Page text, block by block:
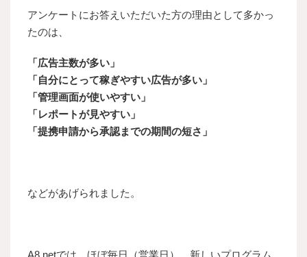
アンケートにお答えいただいた方の理由として多かっ
たのは、
「広告主数が多い」
「自分にとって稼ぎやすい広告が多い」
「管理画面が使いやすい」
「レポートが見やすい」
「提携申請から承認までの期間の短さ」
などがあげられました。